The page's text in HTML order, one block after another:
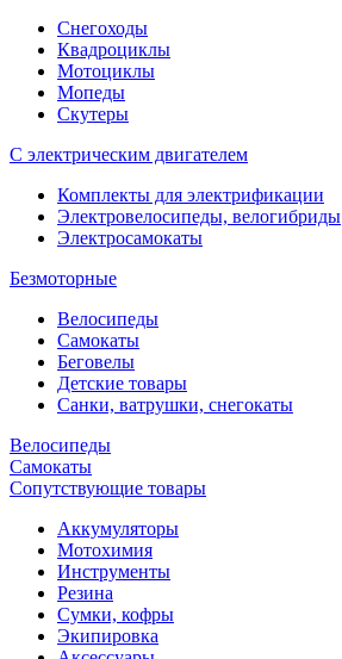
Снегоходы
Квадроциклы
Мотоциклы
Мопеды
Скутеры
С электрическим двигателем
Комплекты для электрификации
Электровелосипеды, велогибриды
Электросамокаты
Безмоторные
Велосипеды
Самокаты
Беговелы
Детские товары
Санки, ватрушки, снегокаты
Велосипеды
Самокаты
Сопутствующие товары
Аккумуляторы
Мотохимия
Инструменты
Резина
Сумки, кофры
Экипировка